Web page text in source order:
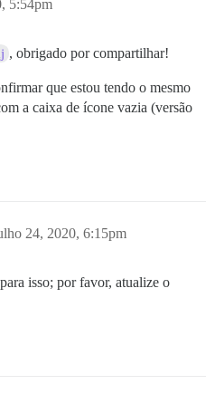
5:54pm
, obrigado por compartilhar!
que estou tendo o mesmo
a caixa de ícone vazia (versão
24, 2020, 6:15pm
isso; por favor, atualize o